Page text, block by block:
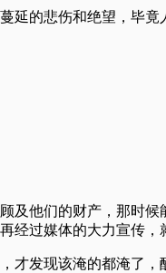
延的悲伤和绝望，毕
及他们的财产，那时
过媒体的大力宣传，
才发现该淹的都淹了，